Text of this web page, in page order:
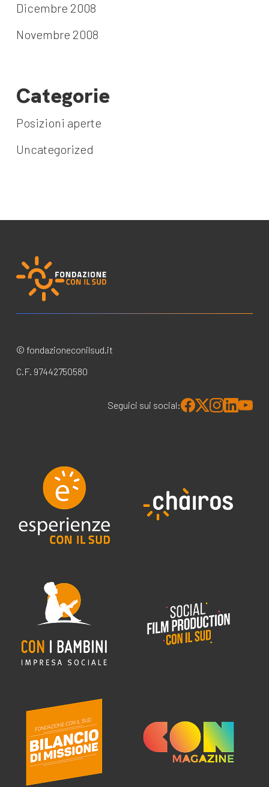
Dicembre 2008
Novembre 2008
Categorie
Posizioni aperte
Uncategorized
© fondazioneconilsud.it
C.F. 97442750580
Seguici sui social: